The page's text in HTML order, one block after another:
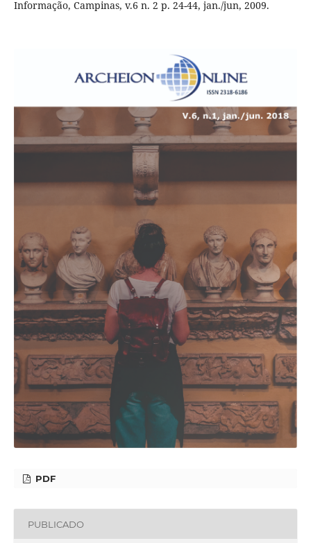
Informação, Campinas, v.6 n. 2 p. 24-44, jan./jun, 2009.
PDF
PUBLICADO